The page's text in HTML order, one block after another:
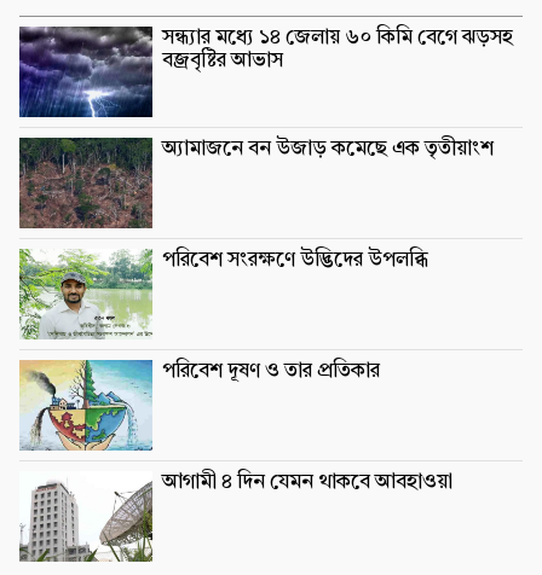
সন্ধ্যার মধ্যে ১৪ জেলায় ৬০ কিমি বেগে ঝড়সহ
বজ্রবৃষ্টির আভাস
অ্যামাজনে বন উজাড় কমেছে এক তৃতীয়াংশ
পরিবেশ সংরক্ষণে উদ্ভিদের উপলব্ধি
পরিবেশ দূষণ ও তার প্রতিকার
আগামী ৪ দিন যেমন থাকবে আবহাওয়া